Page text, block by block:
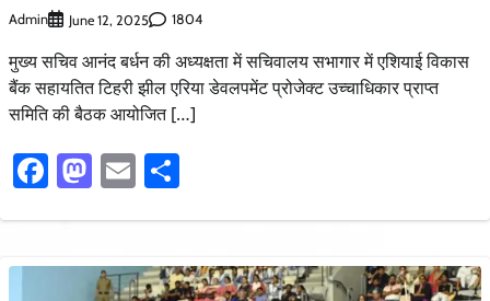
Admin June 12, 2025 1804
मुख्य सचिव आनंद बर्धन की अध्यक्षता में सचिवालय सभागार में एशियाई विकास
बैंक सहायतित टिहरी झील एरिया डेवलपमेंट प्रोजेक्ट उच्चाधिकार प्राप्त
समिति की बैठक आयोजित […]
Facebook
Mastodon
Email